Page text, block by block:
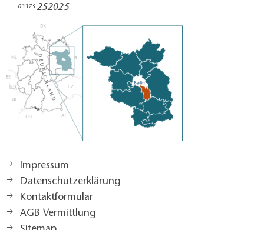
03375252025​
Impressum
Datenschutzerklärung
Kontaktformular
AGB Vermittlung